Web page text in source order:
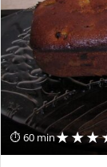
⏱ 60 min